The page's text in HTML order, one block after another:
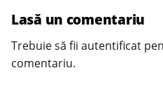
Lasă un comentariu
Trebuie să fii autentificat
comentariu.